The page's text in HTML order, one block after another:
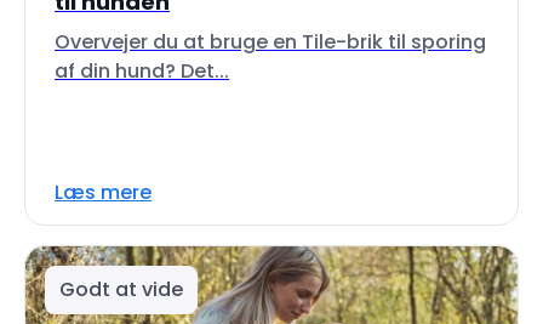
Overvejer du at bruge en Tile-brik til sporing
af din hund? Det...
Læs mere
Godt at vide